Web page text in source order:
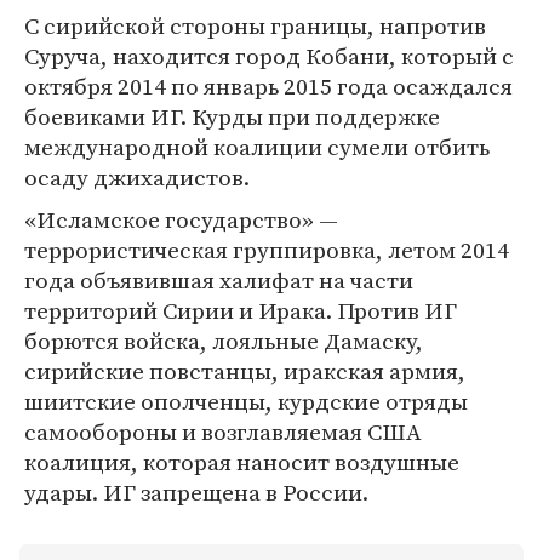
С сирийской стороны границы, напротив
Суруча, находится город Кобани, который с
октября 2014 по январь 2015 года осаждался
боевиками ИГ. Курды при поддержке
международной коалиции сумели отбить
осаду джихадистов.
«Исламское государство» —
террористическая группировка, летом 2014
года объявившая халифат на части
территорий Сирии и Ирака. Против ИГ
борются войска, лояльные Дамаску,
сирийские повстанцы, иракская армия,
шиитские ополченцы, курдские отряды
самообороны и возглавляемая США
коалиция, которая наносит воздушные
удары. ИГ запрещена в России.